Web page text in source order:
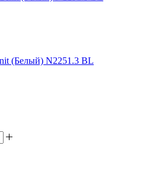
(Белый) N2251.3 BL